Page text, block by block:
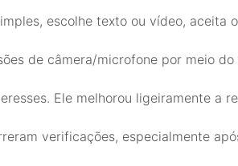
escolhe texto ou vídeo, aceita
de câmera/microfone por meio
Ele melhorou ligeiramente a
verificações, especialmente